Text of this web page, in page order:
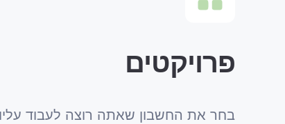
פרויקטים
בחר את החשבון שאתה רוצה לעבוד